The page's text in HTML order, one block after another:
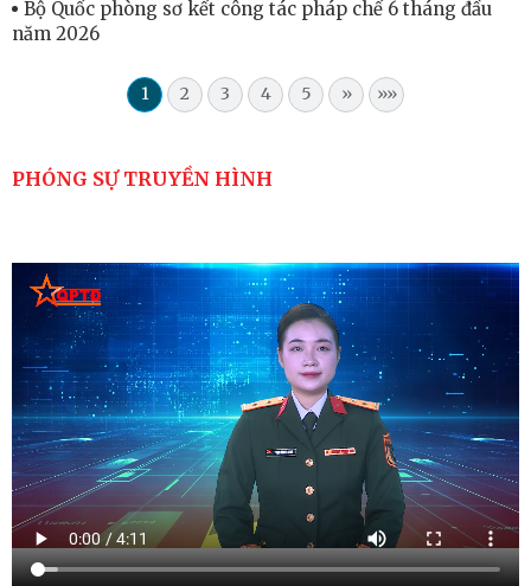
Bộ Quốc phòng sơ kết công tác pháp chế 6 tháng đầu
năm 2026
1 2 3 4 5 » »»
PHÓNG SỰ TRUYỀN HÌNH